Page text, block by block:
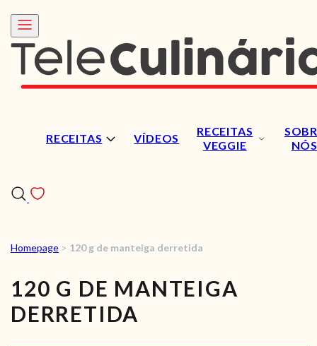
RECEITAS VÍDEOS
RECEITAS
VEGGIE
NÓS
RECEITAS
VÍDEOS
RECEITAS VEGGIE
Homepage > 120 g de manteiga derretida
120 G DE MANTEIGA
DERRETIDA